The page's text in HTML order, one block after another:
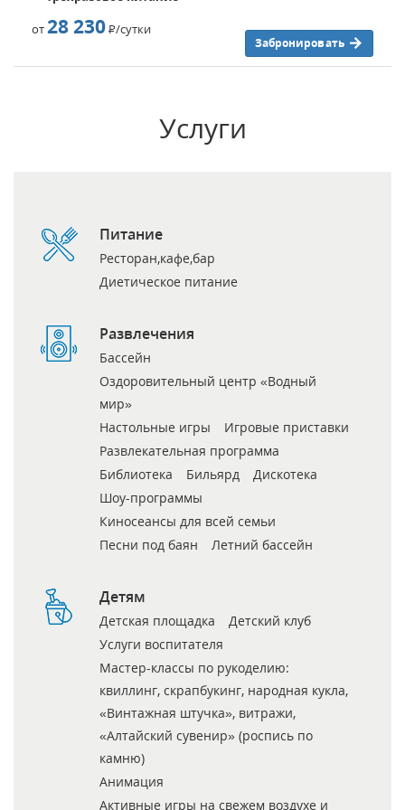
от28 230Р/сутки
Забронировать
Услуги
Питание
Ресторан,кафе,бар
Диетическое питание
Развлечения
Бассейн
Оздоровительный центр «Водный
мир»
Настольные игры
Игровые приставки
Развлекательная программа
Библиотека
Бильярд
Дискотека
Шоу-программы
Киносеансы для всей семьи
Песни под баян
Летний бассейн
Детям
Детская площадка
Детский клуб
Услуги воспитателя
Мастер-классы по рукоделию:
квиллинг, скрапбукинг, народная кукла,
«Винтажная штучка», витражи,
«Алтайский сувенир» (роспись по
камню)
Анимация
Активные игры на свежем воздухе и